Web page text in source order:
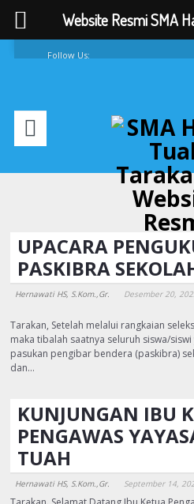
Follow Us:
UPACARA
PASKIBRA
Hernawati HS, S.Kom.,Gr. Desember 20,
Tarakan, Setelah melalui rangkaian
maka tibalah saatnya seluruh siswa/
pasukan pengibar bendera (paskibra)
dan…
KUNJUNGAN IBU
PENGAWAS
TUAH
Hernawati HS, S.Kom.,Gr. September 14,
Website Resmi SMA